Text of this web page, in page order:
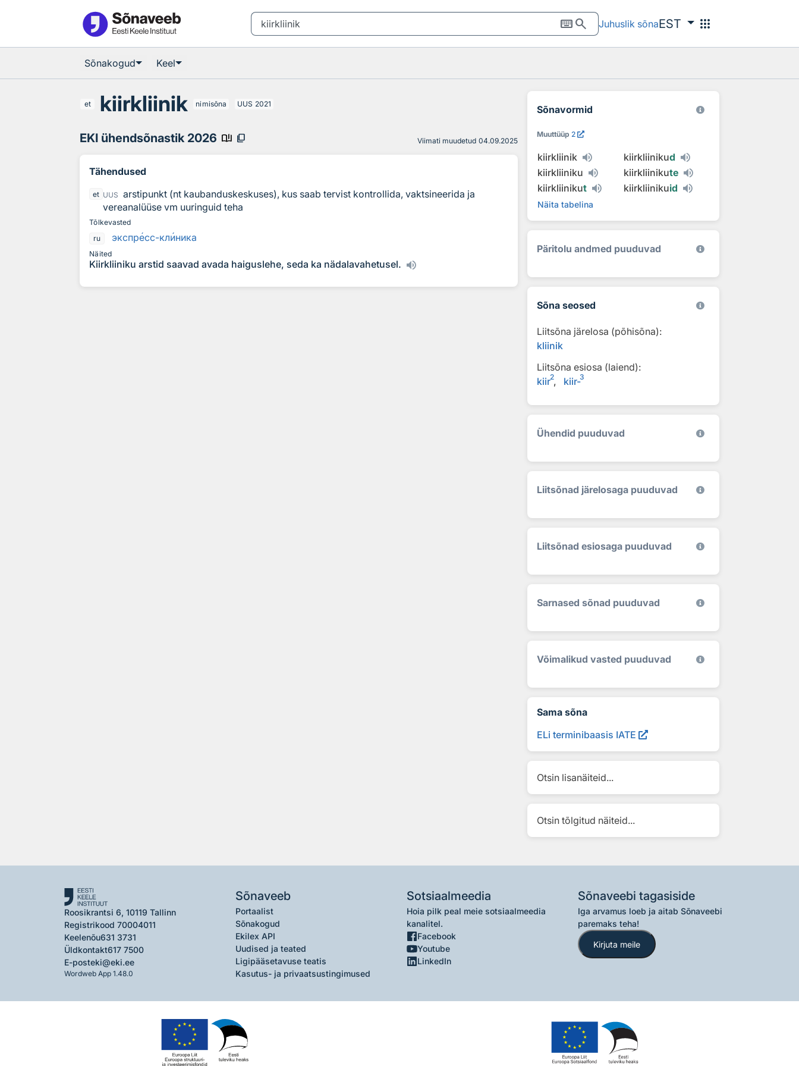
keyboardsearch Juhuslik sõnaEST apps
Sõnakogud Keel
et kiirkliinik nimisõna UUS 2021
EKI ühendsõnastik 2026 book_ribbon content_copy Viimati muudetud 04.09.2025
Tähendused
et UUS
arstipunkt (nt kaubanduskeskuses), kus saab tervist kontrollida, vaktsineerida ja
vereanalüüse vm uuringuid teha
Tõlkevasted
ru
экспресс-клиника
Näited
Kiirkliiniku arstid saavad avada haiguslehe, seda ka nädalavahetusel.
Sõnavormid
Muuttüüp 2
kiirkliinik kiirkliinikud
kiirkliiniku
kiirkliinikute
kiirkliinikut kiirkliinikuid
Näita tabelina
Päritolu andmed puuduvad
Sõna seosed
Liitsõna järelosa (põhisõna):
kliinik
Liitsõna esiosa (laiend):
kiir2 kiir-3
Ühendid puuduvad
Liitsõnad järelosaga puuduvad
Liitsõnad esiosaga puuduvad
Sarnased sõnad puuduvad
Võimalikud vasted puuduvad
Sama sõna
ELi terminibaasis IATE
Otsin lisanäiteid...
Otsin tõlgitud näiteid...
Roosikrantsi 6, 10119 Tallinn
Registrikood 70004011
Keelenõu631 3731
Üldkontakt617 7500
E-posteki@eki.ee
Wordweb App 1.48.0
Sõnaveeb
Portaalist
Sõnakogud
Ekilex API
Uudised ja teated
Ligipääsetavuse teatis
Kasutus- ja privaatsustingimused
Sotsiaalmeedia
Hoia pilk peal meie sotsiaalmeedia
kanalitel.
Facebook
Youtube
LinkedIn
Sõnaveebi tagasiside
Iga arvamus loeb ja aitab Sõnaveebi
paremaks teha!
Kirjuta meile